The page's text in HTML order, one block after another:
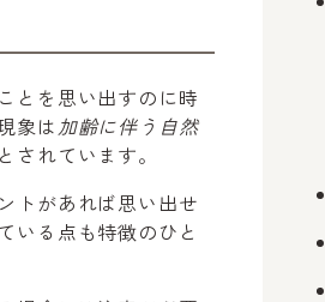
とを思い出すのに時
象は加齢に伴う自然
れています。
トがあれば思い出せ
いる点も特徴のひと